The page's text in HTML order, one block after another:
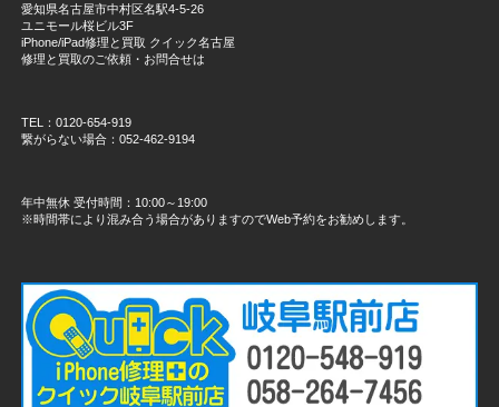
愛知県名古屋市中村区名駅4-5-26
ユニモール桜ビル3F
iPhone/iPad修理と買取 クイック名古屋
修理と買取のご依頼・お問合せは
TEL：0120-654-919
繋がらない場合：052-462-9194
年中無休 受付時間：10:00～19:00
※時間帯により混み合う場合がありますのでWeb予約をお勧めします。